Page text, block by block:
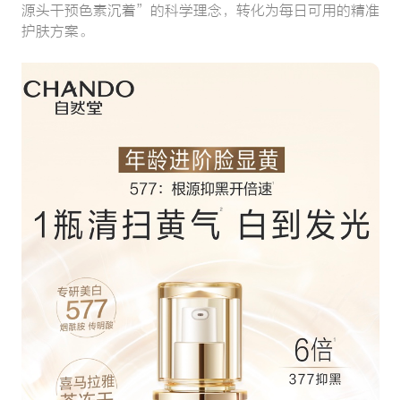
源头干预色素沉着”的科学理念，转化为每日可用的精准
护肤方案。